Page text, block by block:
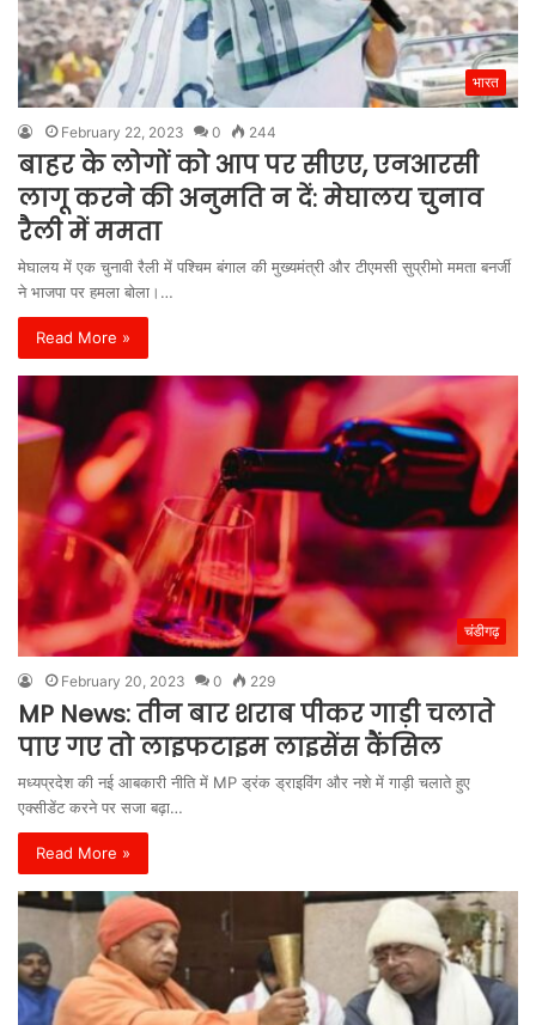
भारत
February 22, 2023 0 244
बाहर के लोगों को आप पर सीएए, एनआरसी
लागू करने की अनुमति न दें: मेघालय चुनाव
रैली में ममता
मेघालय में एक चुनावी रैली में पश्चिम बंगाल की मुख्यमंत्री और टीएमसी सुप्रीमो ममता बनर्जी
ने भाजपा पर हमला बोला।…
Read More »
चंडीगढ़
February 20, 2023 0 229
MP News: तीन बार शराब पीकर गाड़ी चलाते
पाए गए तो लाइफटाइम लाइसेंस कैंसिल
मध्यप्रदेश की नई आबकारी नीति में MP ड्रंक ड्राइविंग और नशे में गाड़ी चलाते हुए
एक्सीडेंट करने पर सजा बढ़ा…
Read More »